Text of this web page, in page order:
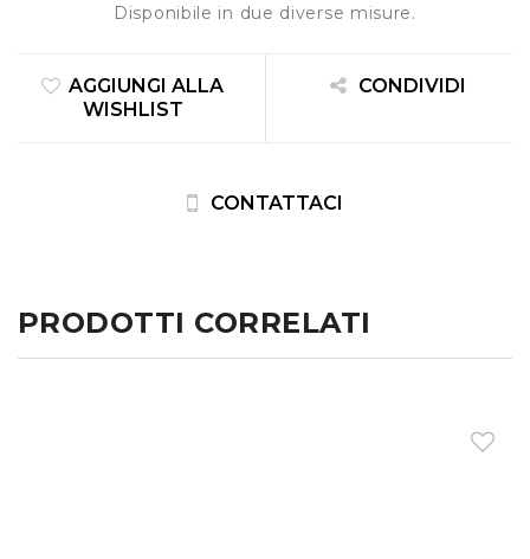
Disponibile in due diverse misure.
AGGIUNGI ALLA
WISHLIST
CONDIVIDI
CONTATTACI
PRODOTTI CORRELATI